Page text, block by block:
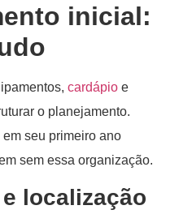
inicial:
cardápio e
o planejamento.
seu primeiro ano
sem essa organização.
localização